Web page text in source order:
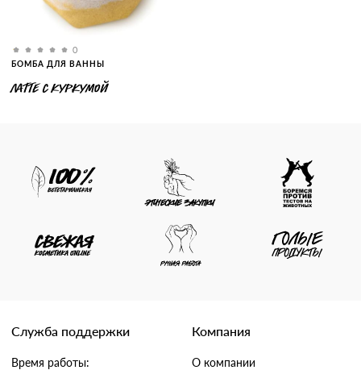
0
БОМБА ДЛЯ ВАННЫ
ЛАТТЕ С КУРКУМОЙ
Служба поддержки
Время работы:
Компания
О компании